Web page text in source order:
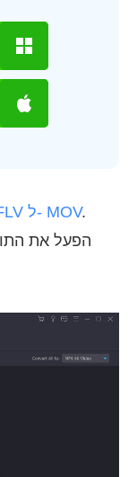
תוכנת ממיר FLV ל- MOV.
הפעל את